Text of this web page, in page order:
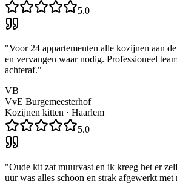
5.0
"Voor 24 appartementen alle kozijnen aan
en vervangen waar nodig. Professioneel
achteraf."
VB
VvE Burgemeesterhof
Kozijnen kitten · Haarlem
5.0
"Oude kit zat muurvast en ik kreeg het er
uur was alles schoon en strak afgewerkt